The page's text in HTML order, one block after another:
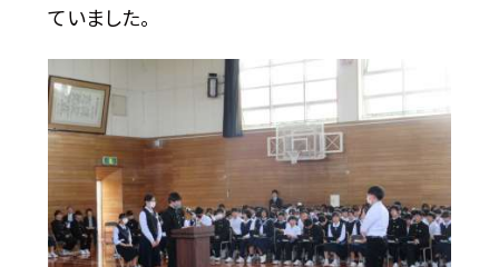
ていました。